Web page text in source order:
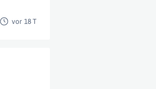
vor 18 T